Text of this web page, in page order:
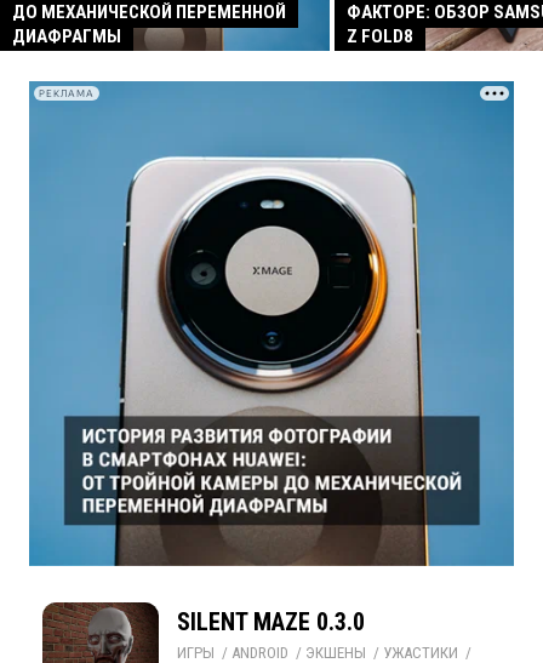
ДО МЕХАНИЧЕСКОЙ ПЕРЕМЕННОЙ
ДИАФРАГМЫ
ФАКТОРЕ: ОБЗОР
Z FOLD8
РЕКЛАМА
SILENT MAZE 0.3.0
ИГРЫ / ANDROID / ЭКШЕНЫ / УЖАСТИКИ /